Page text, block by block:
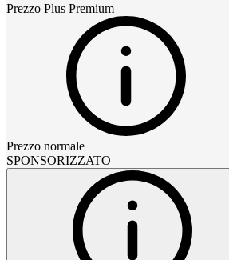
Prezzo Plus Premium
Prezzo normale
SPONSORIZZATO